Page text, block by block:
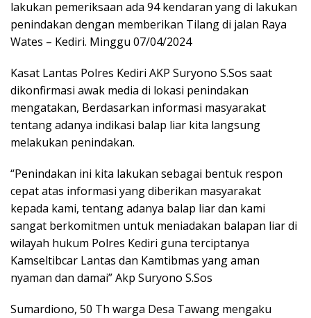
lakukan pemeriksaan ada 94 kendaran yang di lakukan
penindakan dengan memberikan Tilang di jalan Raya
Wates – Kediri. Minggu 07/04/2024
Kasat Lantas Polres Kediri AKP Suryono S.Sos saat
dikonfirmasi awak media di lokasi penindakan
mengatakan, Berdasarkan informasi masyarakat
tentang adanya indikasi balap liar kita langsung
melakukan penindakan.
“Penindakan ini kita lakukan sebagai bentuk respon
cepat atas informasi yang diberikan masyarakat
kepada kami, tentang adanya balap liar dan kami
sangat berkomitmen untuk meniadakan balapan liar di
wilayah hukum Polres Kediri guna terciptanya
Kamseltibcar Lantas dan Kamtibmas yang aman
nyaman dan damai” Akp Suryono S.Sos
Sumardiono, 50 Th warga Desa Tawang mengaku